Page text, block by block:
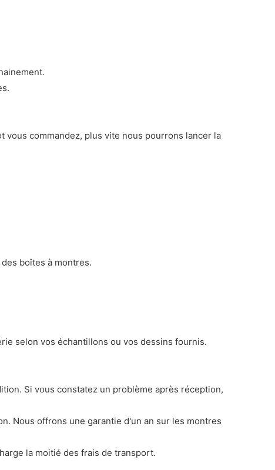
commandez, plus vite nous pourrons lancer la
boîtes à montres.
selon vos échantillons ou vos dessins fournis.
Si vous constatez un problème après réception,
Nous offrons une garantie d'un an sur les montres
la moitié des frais de transport.